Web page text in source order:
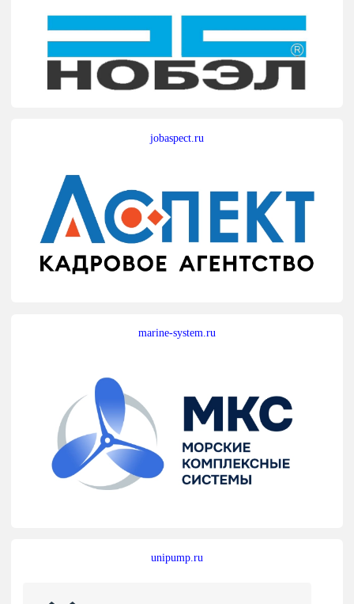
jobaspect.ru
marine-system.ru
unipump.ru